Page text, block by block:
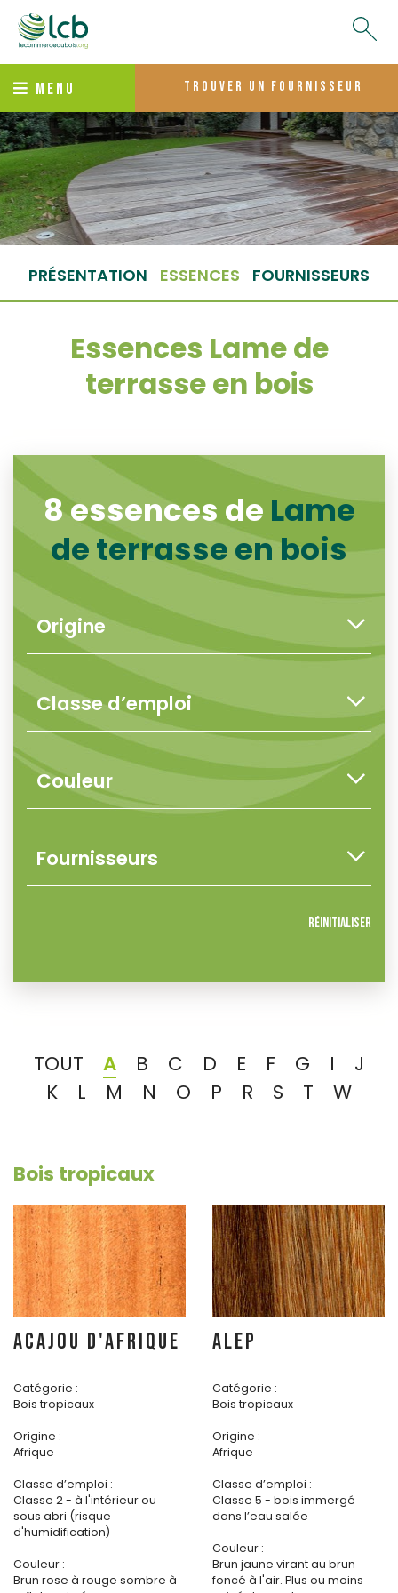
MENU trouver un fournisseur
PRÉSENTATION ESSENCES FOURNISSEURS
Essences Lame de
terrasse en bois
8 essences de Lame
de terrasse en bois
Réinitialiser
TOUT A B C D E F G I
J
K
L M N O P R S T W
Bois tropicaux
ACAJOU D'AFRIQUE
Catégorie :
Bois tropicaux
Origine :
Afrique
Classe d’emploi :
Classe 2 - à l'intérieur ou
sous abri (risque
d'humidification)
Couleur :
Brun rose à rouge sombre à
ALEP
Catégorie :
Bois tropicaux
Origine :
Afrique
Classe d’emploi :
Classe 5 - bois immergé
dans l’eau salée
Couleur :
Brun jaune virant au brun
foncé à l'air. Plus ou moins